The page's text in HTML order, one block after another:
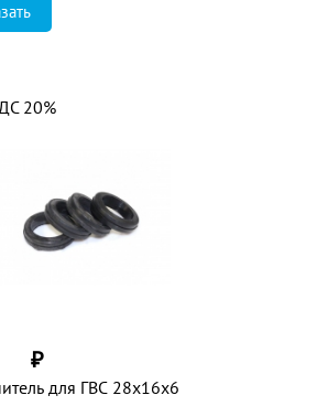
для ГВС 28х16х6
₽
20%